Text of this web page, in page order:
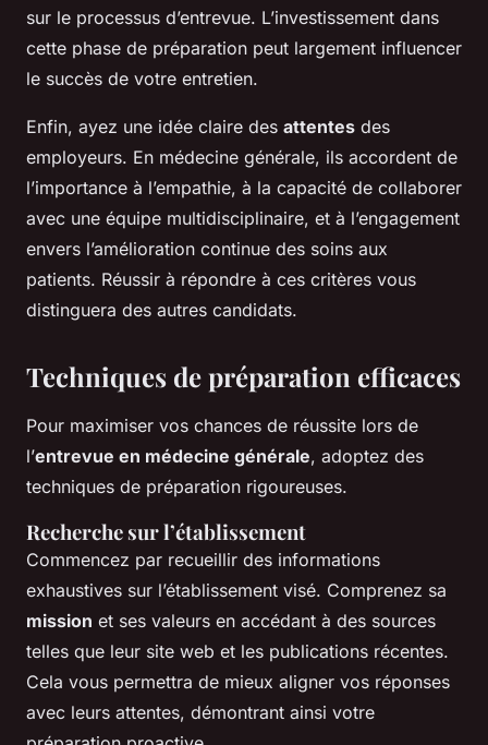
sur le processus d’entrevue. L’investissement dans
cette phase de préparation peut largement influencer
le succès de votre entretien.
Enfin, ayez une idée claire des attentes des
employeurs. En médecine générale, ils accordent de
l’importance à l’empathie, à la capacité de collaborer
avec une équipe multidisciplinaire, et à l’engagement
envers l’amélioration continue des soins aux
patients. Réussir à répondre à ces critères vous
distinguera des autres candidats.
Techniques de préparation efficaces
Pour maximiser vos chances de réussite lors de
l’entrevue en médecine générale, adoptez des
techniques de préparation rigoureuses.
Recherche sur l’établissement
Commencez par recueillir des informations
exhaustives sur l’établissement visé. Comprenez sa
mission et ses valeurs en accédant à des sources
telles que leur site web et les publications récentes.
Cela vous permettra de mieux aligner vos réponses
avec leurs attentes, démontrant ainsi votre